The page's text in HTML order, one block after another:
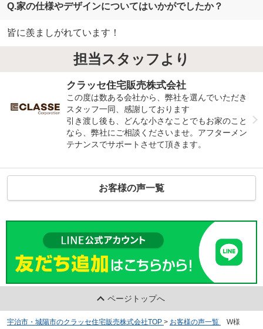
Q.家の仕様やデザインについてはいかがでしたか？
皆に羨ましがれています！
担当スタッフより
クラッセ住宅販売株式会社
この度は数ある会社から、弊社を選んでいただき
スタッフ一同、感謝しております
引き渡し後も、どんな小さなことでもお家のこと
なら、弊社にご相談くださいませ。アフターメン
テナンスでサポートさせて頂きます。
お客様の声一覧
ページトップへ
宇治市・城陽市のクラッセ住宅販売株式会社TOP > お客様の声一覧 W様